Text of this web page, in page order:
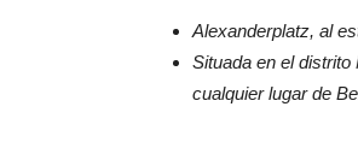
Alexanderplatz, al
Situada en el
cualquier lugar de